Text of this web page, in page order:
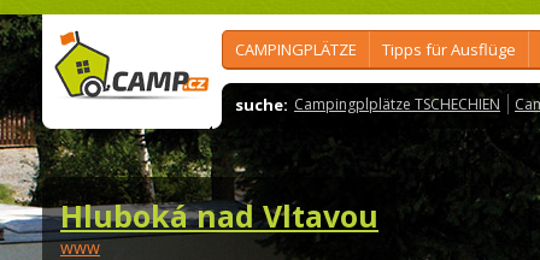
CAMPINGPLÄTZE Tipps für Ausflüge
suche: Campingplplätze TSCHECHIEN
Hluboká nad Vltavou
www